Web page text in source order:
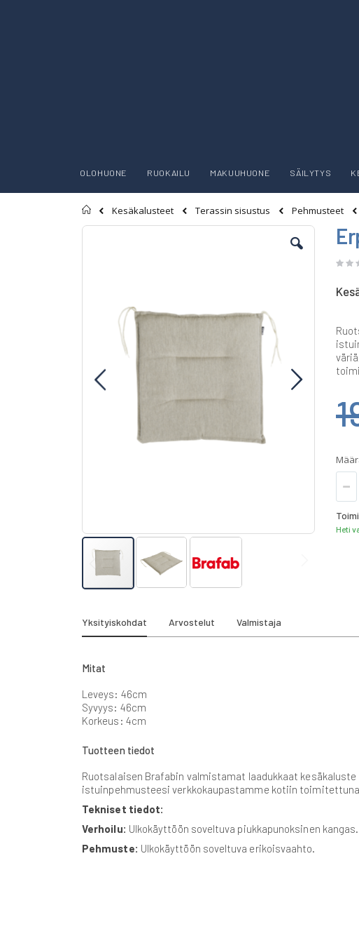
OLOHUONE RUOKAILU MAKUUHUONE SÄILYTYS
Etusivu
Kesäkalusteet Terassin sisustus Pehmusteet
Skip
the
beginning
images
Heti
Yksityiskohdat
Mitat
Leveys: 46cm
Syvyys: 46cm
Korkeus: 4cm
Tuotteen tiedot
Ruotsalaisen Brafabin valmistamat laadukkaat
istuinpehmusteesi verkkokaupastamme kotiin toimitettuna
Tekniset tiedot:
Verhoilu: Ulkokäyttöön soveltuva piukkapunoksinen kangas.
Pehmuste: Ulkokäyttöön soveltuva erikoisvaahto.
Arvostelut Valmistaja